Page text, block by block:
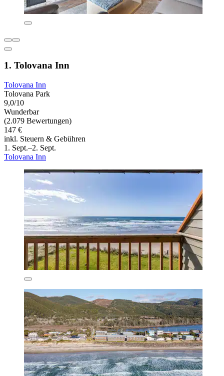
1. Tolovana Inn
Tolovana Inn
Tolovana Park
9,0/10
Wunderbar
(2.079 Bewertungen)
147 €
inkl. Steuern & Gebühren
1. Sept.–2. Sept.
Tolovana Inn